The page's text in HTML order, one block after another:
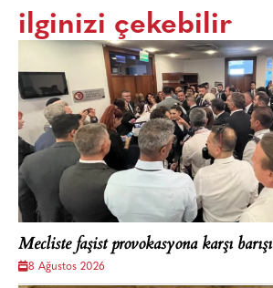
ilginizi çekebilir
Mecliste faşist provokasyona karşı
8 Ağustos 2026